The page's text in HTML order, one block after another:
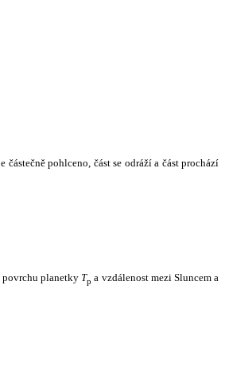
pohlceno, část se odráží a část prochází
planetky Tp a vzdálenost mezi Sluncem a